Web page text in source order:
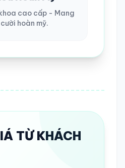
cao cấp - Mang
hoàn mỹ.
TỪ KHÁCH